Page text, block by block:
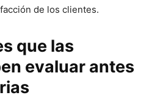
de los clientes.
que las
evaluar antes